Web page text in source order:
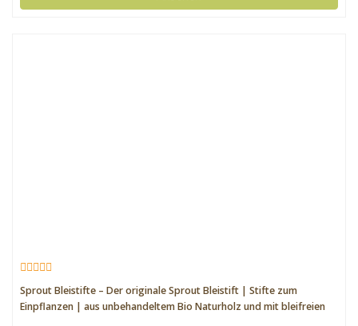
Sprout Bleistifte – Der originale Sprout Bleistift | Stifte zum
Einpflanzen | aus unbehandeltem Bio Naturholz und mit bleifreien